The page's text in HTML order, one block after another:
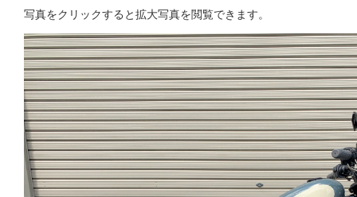
写真をクリックすると拡大写真を閲覧できます。